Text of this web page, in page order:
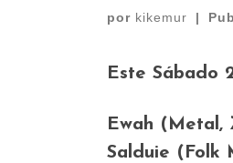
por kikemur |
Este Sábado
Ewah (Metal,
Salduie (Folk